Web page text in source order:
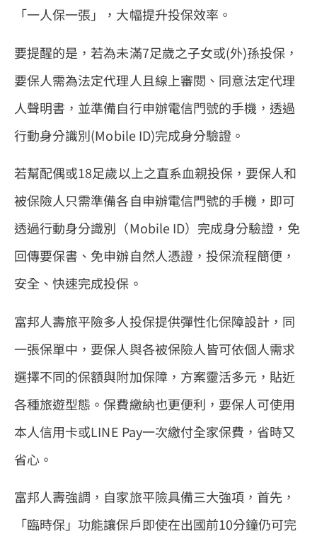
「一人保一張」，大幅提升投保效率。
要提醒的是，若為未滿7足歲之子女或(外)孫投保，
要保人需為法定代理人且線上審閱、同意法定代理
人聲明書，並準備自行申辦電信門號的手機，透過
行動身分識別(Mobile ID)完成身分驗證。
若幫配偶或18足歲以上之直系血親投保，要保人和
被保險人只需準備各自申辦電信門號的手機，即可
透過行動身分識別（Mobile ID）完成身分驗證，免
回傳要保書、免申辦自然人憑證，投保流程簡便，
安全、快速完成投保。
富邦人壽旅平險多人投保提供彈性化保障設計，同
一張保單中，要保人與各被保險人皆可依個人需求
選擇不同的保額與附加保障，方案靈活多元，貼近
各種旅遊型態。保費繳納也更便利，要保人可使用
本人信用卡或LINE Pay一次繳付全家保費，省時又
省心。
富邦人壽強調，自家旅平險具備三大強項，首先，
「臨時保」功能讓保戶即使在出國前10分鐘仍可完